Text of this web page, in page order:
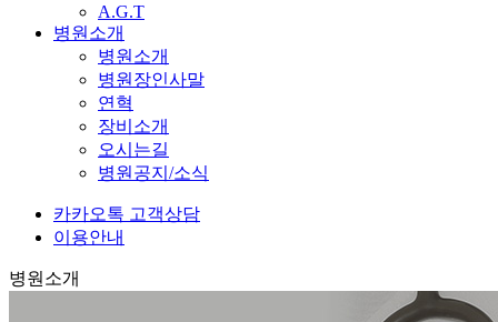
A.G.T
병원소개
병원소개
병원장인사말
연혁
장비소개
오시는길
병원공지/소식
카카오톡 고객상담
이용안내
병원소개